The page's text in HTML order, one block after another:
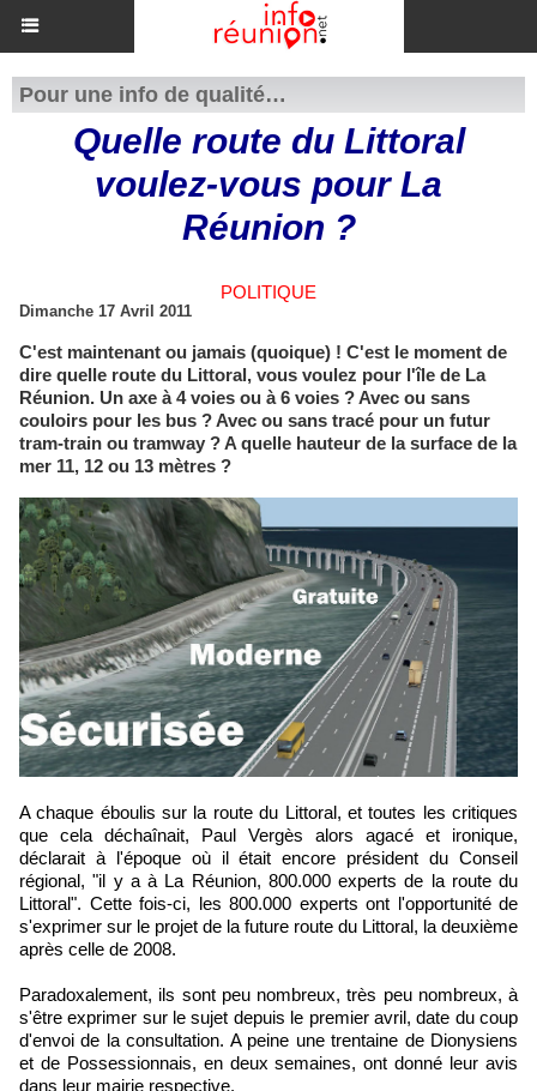
Pour une info de qualité…
Quelle route du Littoral
voulez-vous pour La
Réunion ?
POLITIQUE
Dimanche 17 Avril 2011
C'est maintenant ou jamais (quoique) ! C'est le moment de
dire quelle route du Littoral, vous voulez pour l'île de La
Réunion. Un axe à 4 voies ou à 6 voies ? Avec ou sans
couloirs pour les bus ? Avec ou sans tracé pour un futur
tram-train ou tramway ? A quelle hauteur de la surface de la
mer 11, 12 ou 13 mètres ?
A chaque éboulis sur la route du Littoral, et toutes les critiques
que cela déchaînait, Paul Vergès alors agacé et ironique,
déclarait à l'époque où il était encore président du Conseil
régional, "il y a à La Réunion, 800.000 experts de la route du
Littoral". Cette fois-ci, les 800.000 experts ont l'opportunité de
s'exprimer sur le projet de la future route du Littoral, la deuxième
après celle de 2008.
Paradoxalement, ils sont peu nombreux, très peu nombreux, à
s'être exprimer sur le sujet depuis le premier avril, date du coup
d'envoi de la consultation. A peine une trentaine de Dionysiens
et de Possessionnais, en deux semaines, ont donné leur avis
dans leur mairie respective.